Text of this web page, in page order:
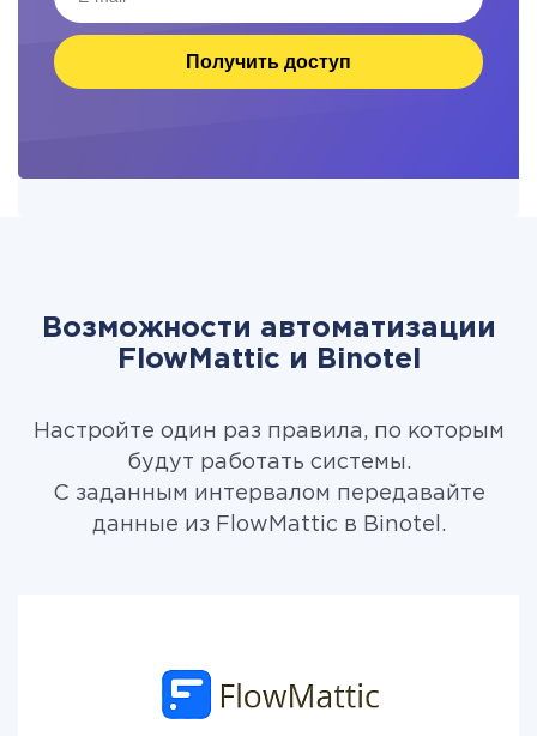
Получить доступ
Возможности автоматизации
FlowMattic и Binotel
Настройте один раз правила, по которым
будут работать системы.
С заданным интервалом передавайте
данные из FlowMattic в Binotel.